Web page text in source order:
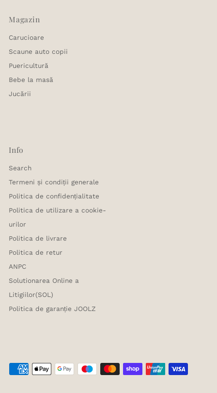
Magazin
Carucioare
Scaune auto copii
Puericultură
Bebe la masă
Jucării
Info
Search
Termeni și condiții generale
Politica de confidențialitate
Politica de utilizare a cookie-
urilor
Politica de livrare
Politica de retur
ANPC
Solutionarea Online a
Litigiilor(SOL)
Politica de garanție JOOLZ